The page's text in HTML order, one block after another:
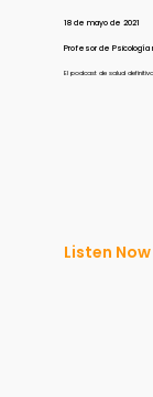
18 de mayo de 2021
Profesor de
El podcast de salud
Listen Now